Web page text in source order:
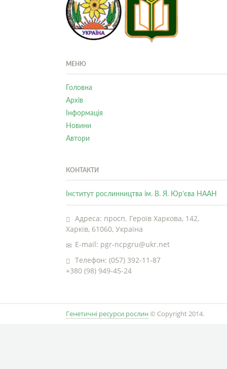
МЕНЮ
Головна
Архів
Інформація
Новини
Автори
КОНТАКТИ
Інститут рослинництва ім. В. Я. Юр’єва НААН
Адреса: просп. Героїв Харкова, 142,
Харків, 61060, Україна
E-mail: pgr-ncpgru@ukr.net
Телефон: (057) 392-11-87
+380 (98) 949-45-24
Генетичні ресурси рослин © Copyright 2014.